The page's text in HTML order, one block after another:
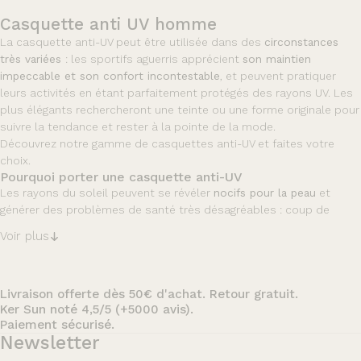
Casquette anti UV homme
La casquette anti-UV peut être utilisée dans des circonstances
très variées : les sportifs aguerris apprécient son maintien
impeccable et son confort incontestable, et peuvent pratiquer
leurs activités en étant parfaitement protégés des rayons UV. Les
plus élégants rechercheront une teinte ou une forme originale pour
suivre la tendance et rester à la pointe de la mode.
Découvrez notre gamme de casquettes anti-UV et faites votre
choix.
Pourquoi porter une casquette anti-UV
Les rayons du soleil peuvent se révéler nocifs pour la peau et
générer des problèmes de santé très désagréables : coup de
plus graves.
soleil...
Dans ces conditions, il est essentiel de
particulièrement lorsque l'on a la peau fragile.
Les chapeaux et casquettes anti-UV proposés par Ker Sun sont
Voir plus
Livraison offerte dès 50€ d'achat. Retour gratuit.
Ker Sun noté 4,5/5 (+5000 avis).
Paiement sécurisé.
Newsletter